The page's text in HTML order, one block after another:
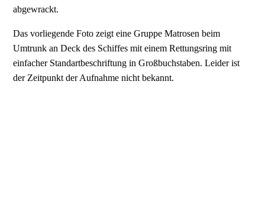
abgewrackt.
Das vorliegende Foto zeigt eine Gruppe Matrosen beim
Umtrunk an Deck des Schiffes mit einem Rettungsring mit
einfacher Standartbeschriftung in Großbuchstaben. Leider ist
der Zeitpunkt der Aufnahme nicht bekannt.